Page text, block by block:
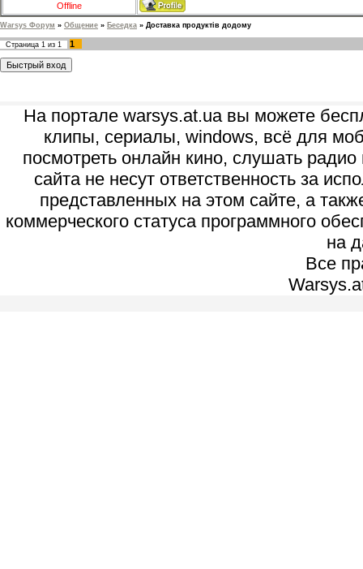
Offline
Warsys Форум » Общение » Беседка » Доставка продуктів додому
Страница 1 из 1 1
На портале warsys.at.ua вы можете
клипы, сериалы, windows, всё для
посмотреть онлайн кино, слушать
сайта не несут ответственность за
представленных на этом сайте, а
коммерческого статуса программного
на
Все